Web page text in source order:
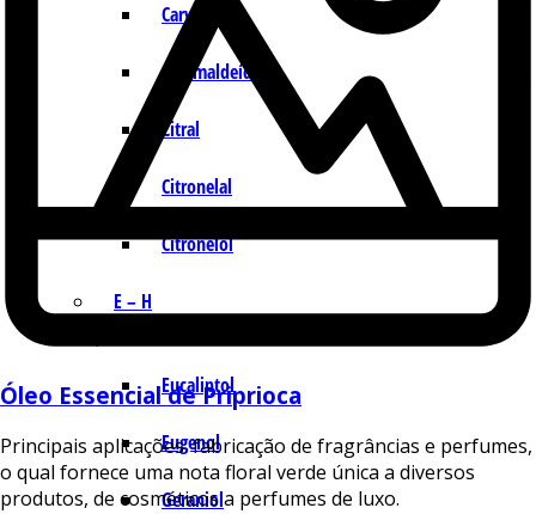
Carvona
Cinamaldeído
Citral
Citronelal
Citronelol
E – H
Eucaliptol
Eugenol
Geraniol
Óleo Essencial de Priprioca
Principais aplicações: fabricação de fragrâncias e perfumes,
o qual fornece uma nota floral verde única a diversos
produtos, de cosméticos a perfumes de luxo.